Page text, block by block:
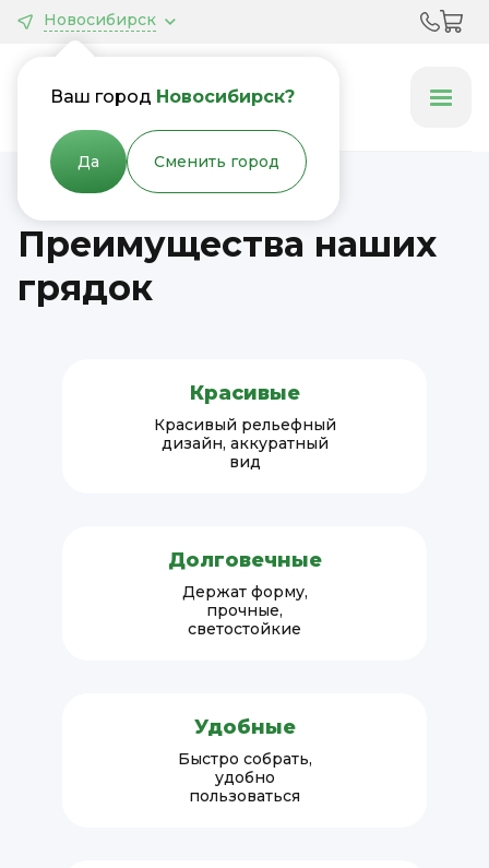
Новосибирск
Ваш город Новосибирск?
Да Сменить город
Грядки & Клумбы
Преимущества наших
грядок
Красивые
Красивый рельефный
дизайн, аккуратный
вид
Долговечные
Держат форму,
прочные,
светостойкие
Удобные
Быстро собрать,
удобно
пользоваться